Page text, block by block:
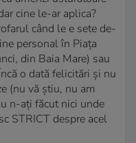
cine le-ar aplica?
când le e sete de-
personal în Piața
din Baia Mare) sau
o dată felicitări și nu
(nu vă știu, nu am
n-ați făcut nici unde
STRICT despre acel